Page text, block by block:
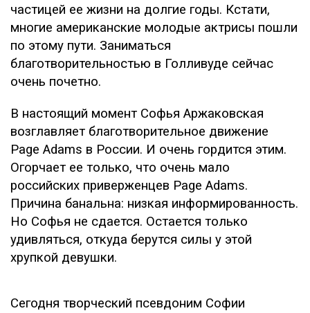
частицей ее жизни на долгие годы. Кстати,
многие американские молодые актрисы пошли
по этому пути. Заниматься
благотворительностью в Голливуде сейчас
очень почетно.
В настоящий момент Софья Аржаковская
возглавляет благотворительное движение
Page Adams в России. И очень гордится этим.
Огорчает ее только, что очень мало
российских приверженцев Page Adams.
Причина банальна: низкая информированность.
Но Софья не сдается. Остается только
удивляться, откуда берутся силы у этой
хрупкой девушки.
Сегодня творческий псевдоним Софии